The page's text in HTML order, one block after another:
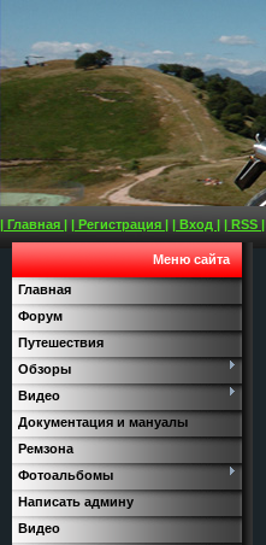
| Главная | | Регистрация | | Вход | | RSS |
Меню сайта
Главная
Форум
Путешествия
Обзоры
Видео
Документация и мануалы
Ремзона
Фотоальбомы
Написать админу
Видео